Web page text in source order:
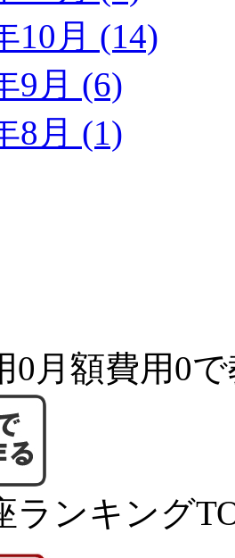
10月 (14)
9月 (6)
8月 (1)
0月額費用0
ランキング